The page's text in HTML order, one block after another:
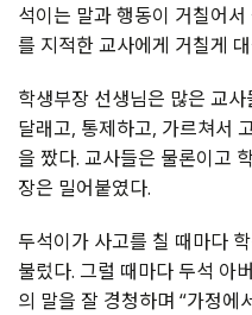
석이는 말과 행동이 거칠어
를 지적한 교사에게 거칠게
학생부장 선생님은 많은 교
달래고, 통제하고, 가르쳐서
을 짰다. 교사들은 물론이고
장은 밀어붙였다.
두석이가 사고를 칠 때마다
불렀다. 그럴 때마다 두석 아
의 말을 잘 경청하며 “가정에